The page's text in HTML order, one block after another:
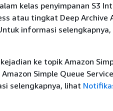
kelas penyimpanan S3
atau tingkat Deep Archive
informasi
ke topik Amazon
Simple Queue
selengkapnya, lihat